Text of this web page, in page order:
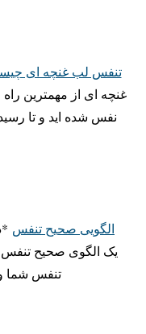
تنفس لب غنچه ای
غنچه ای از مهمترین
نفس شده اید و تا
الگویی صحیح تنفس
یک الگوی صحیح تنفس
تنفس شما